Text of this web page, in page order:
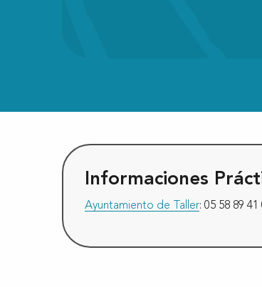
Informaciones
Ayuntamiento de Taller: 05 58 89 41